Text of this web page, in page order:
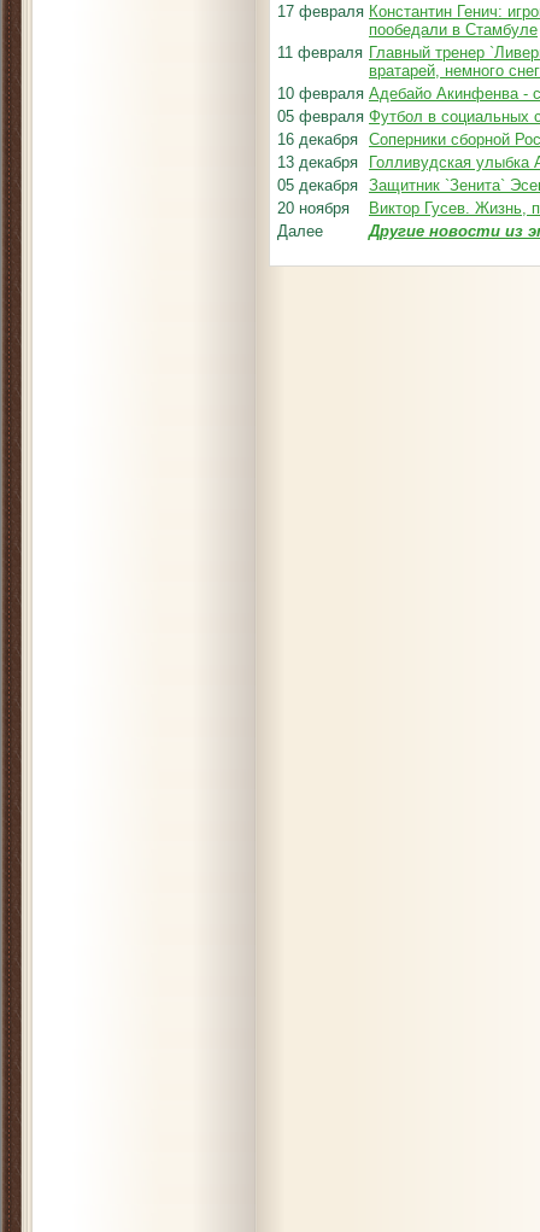
17 февраля Константин Генич:
пообедали в Стамбуле
11 февраля Главный тренер
вратарей, немного
10 февраля Адебайо Акинфенва -
05 февраля Футбол в социальных
16 декабря Соперники сборной
13 декабря
Голливудская
05 декабря Защитник `Зенита`
20 ноября
Виктор Гусев. Жизнь,
Далее
Другие новости из